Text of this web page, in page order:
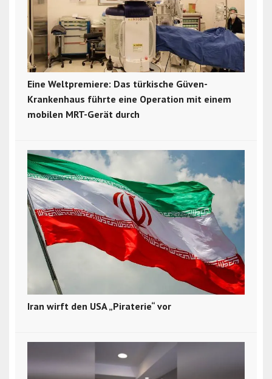
Eine Weltpremiere: Das türkische Güven-
Krankenhaus führte eine Operation mit einem
mobilen MRT-Gerät durch
Iran wirft den USA „Piraterie“ vor